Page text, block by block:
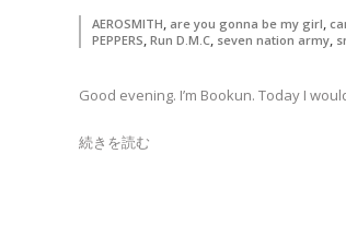
AEROSMITH are you gonna be my girl
PEPPERS Run D.M.C seven nation army
Good evening. I’m Bookun. Today I
続きを読む